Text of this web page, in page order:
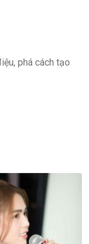
phá cách tạo